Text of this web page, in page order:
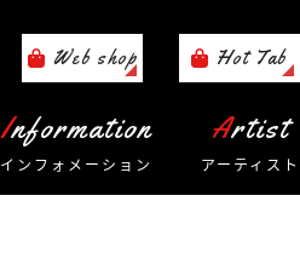
Web shop Hot Tab
Information
インフォメーション
Artist
アーティスト